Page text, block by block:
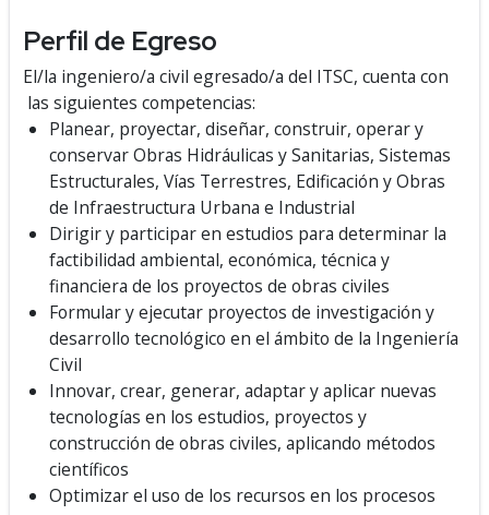
Perfil de Egreso
El/la ingeniero/a civil egresado/a del ITSC, cuenta con
las siguientes competencias:
Planear, proyectar, diseñar, construir, operar y
conservar Obras Hidráulicas y Sanitarias, Sistemas
Estructurales, Vías Terrestres, Edificación y Obras
de Infraestructura Urbana e Industrial
Dirigir y participar en estudios para determinar la
factibilidad ambiental, económica, técnica y
financiera de los proyectos de obras civiles
Formular y ejecutar proyectos de investigación y
desarrollo tecnológico en el ámbito de la Ingeniería
Civil
Innovar, crear, generar, adaptar y aplicar nuevas
tecnologías en los estudios, proyectos y
construcción de obras civiles, aplicando métodos
científicos
Optimizar el uso de los recursos en los procesos